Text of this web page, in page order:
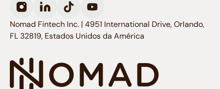
Nomad Fintech Inc. | 4951 International Drive, Orlando,
FL 32819, Estados Unidos da América